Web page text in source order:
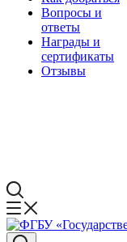
Вопросы и
ответы
Награды и
сертификаты
Отзывы